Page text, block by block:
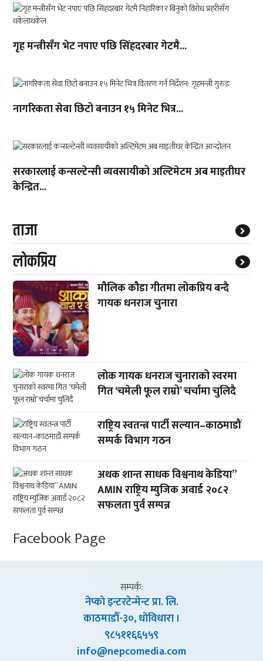
गृह मन्त्रीसँग भेट नपाए पछि सिंहदरबार गेटमै...
नागरिकता सेवा छिटो बनाउन १५ मिनेट भित्र...
सरकारलाई कन्सल्टेन्सी व्यवसायीको अल्टिमेटम अब माइतीघर
केन्द्रित...
ताजा
लाेकप्रिय
मौलिक कौडा गीतमा लोकप्रिय बन्दै
गायक धनराज चुनारा
लोक गायक धनराज चुनाराको स्वरमा
गित ‘चमेली फूल राम्रो’ चर्चामा चुलिदै
राष्ट्रिय स्वतन्त्र पार्टी सल्यान–काठमाडौं
सम्पर्क विभाग गठन
अथक शान्त साधक विश्वनाथ केडिया”
AMIN राष्ट्रिय म्युजिक अवार्ड २०८२
सफलता पुर्व सम्पन्न
Facebook Page
सम्पर्क:
नेप्काे इन्टरटेन्मेन्ट प्रा. लि.
काठमाडाैँ-३०, धाेविधारा ।
९८५११६६५५९
info@nepcomedia.com